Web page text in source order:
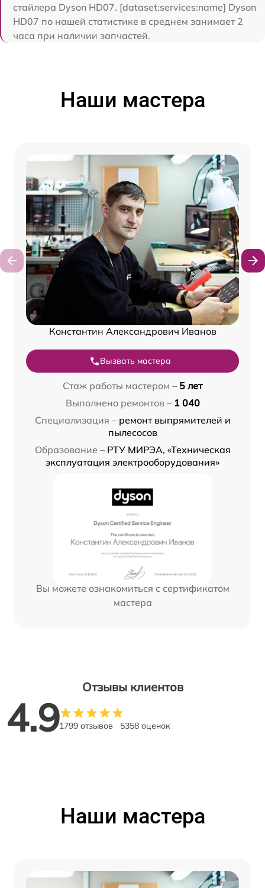
стайлера Dyson HD07. [dataset:services:name] Dyson
HD07 по нашей статистике в среднем занимает 2
часа при наличии запчастей.
Наши мастера
Константин Александрович Иванов
Вызвать мастера
Стаж работы мастером – 5 лет
Выполнено ремонтов – 1 040
Специализация – ремонт выпрямителей и
пылесосов
Образование – РТУ МИРЭА, «Техническая
эксплуатация электрооборудования»
Вы можете ознакомиться с сертификатом
мастера
Отзывы клиентов
4.91799 отзывов 5358 оценок
Наши мастера